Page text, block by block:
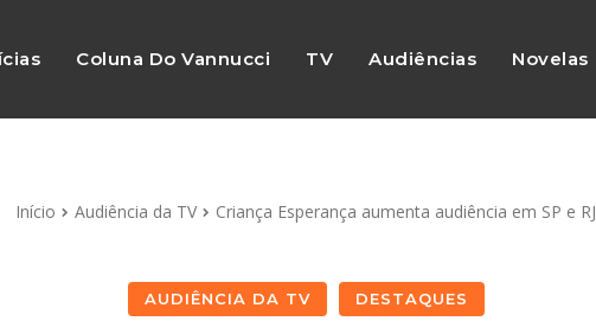
Coluna Do Vannucci TV Audiências Novelas
Início Audiência da TV Criança Esperança aumenta audiência em SP e RJ
AUDIÊNCIA DA TV DESTAQUES